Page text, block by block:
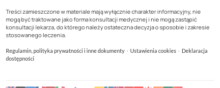
Treści zamieszczone w materiale mają wyłącznie charakter informacyjny, nie
mogą być traktowane jako forma konsultacji medycznej i nie mogą zastąpić
konsultacji lekarza, do którego należy ostateczna decyzja o sposobie i zakresie
stosowanego leczenia.
Regulamin, polityka prywatności i inne dokumenty · Ustawienia cookies · Deklaracja
dostępności